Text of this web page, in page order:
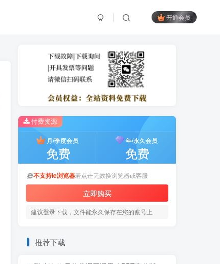
开通会员
付费资源
月/季度会员
免费
年/永久会员
免费
不支持ie浏览器若点击无效换浏览器或客服
立即购买
建议登录下载，文件能永久保存在您的账号上
推荐下载